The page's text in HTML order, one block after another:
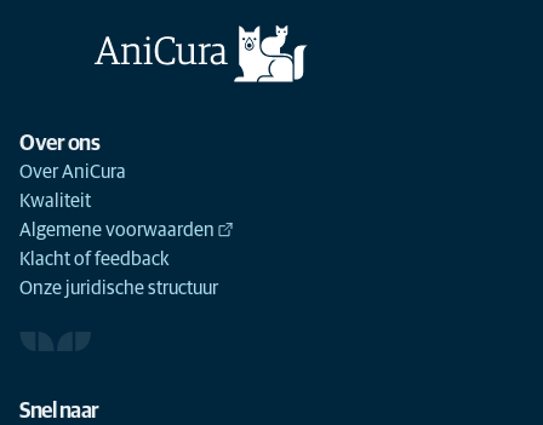
Over ons
Over AniCura
Kwaliteit
Algemene voorwaarden
Klacht of feedback
Onze juridische structuur
Snel naar